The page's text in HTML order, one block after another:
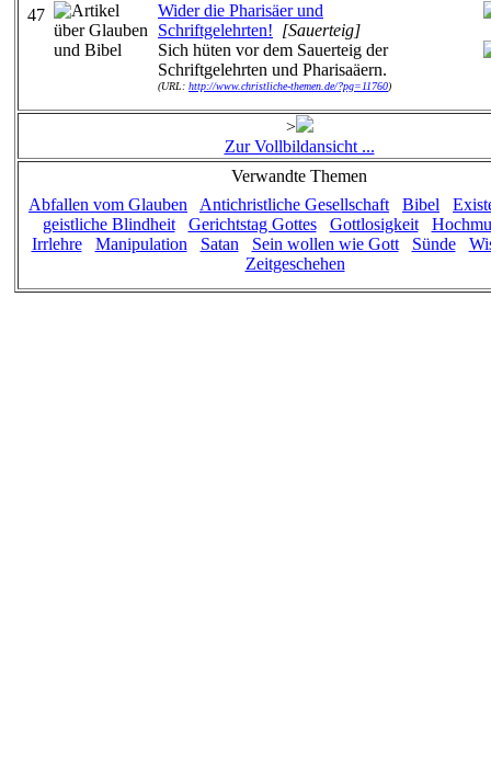
47
Wider die Pharisäer und
Schriftgelehrten! [Sauerteig]
Sich hüten vor dem Sauerteig der
Schriftgelehrten und Pharisaäern.
(URL: http://www.christliche-themen.de/?pg=11760)
>
Zur Vollbildansicht ...
Verwandte Themen
Abfallen vom Glauben
Antichristliche Gesellschaft Bibel
geistliche Blindheit
Gerichtstag Gottes Gottlosigkeit
Irrlehre
Manipulation Satan Sein wollen wie Gott Sünde
Zeitgeschehen